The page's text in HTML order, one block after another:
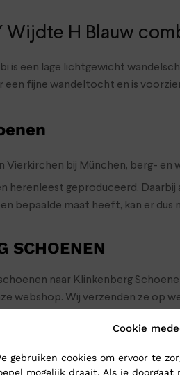
Cookie
gebruiken cookies om ervoor te
mogelijk draait. Als je
Wijdte H Blauw
is een lage lichtgewicht
fijne wandeltocht en is
Vierkirchen bij München, berg-
herenleest geproduceerd.
bepaalde maat heeft, kan er
SCHOENEN
naar Klinkenberg
webshop. Wij verzenden ze op